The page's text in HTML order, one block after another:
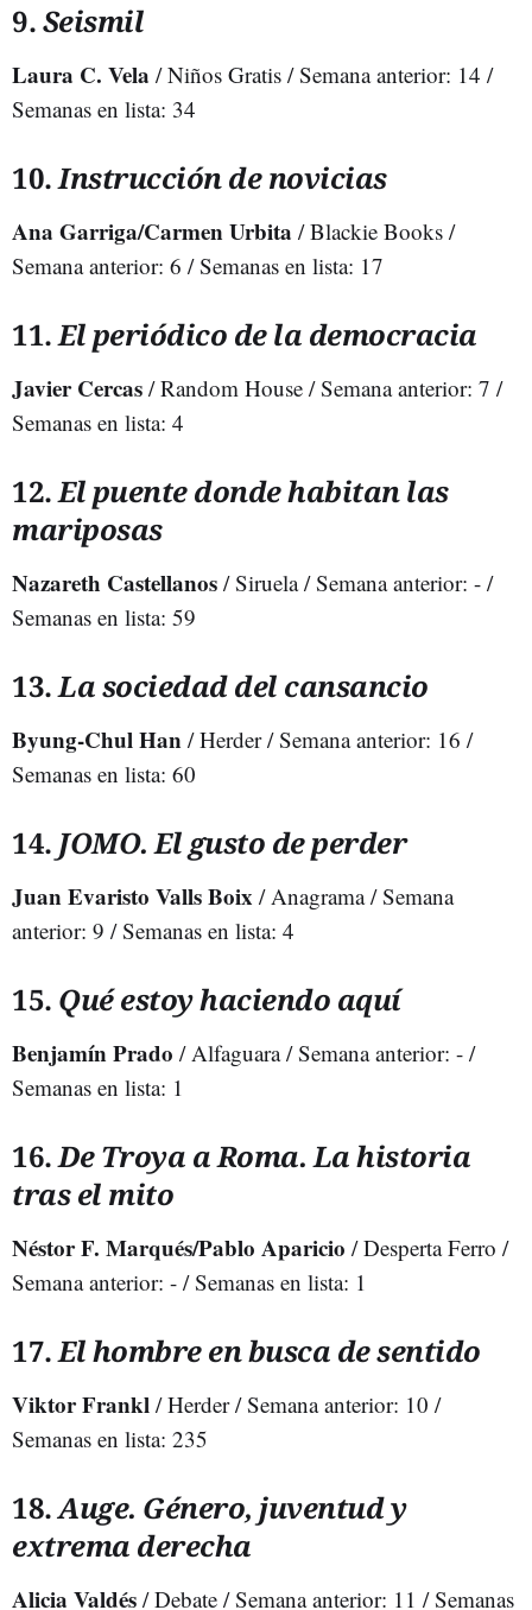
9.Seismil
Laura C. Vela / Niños Gratis / Semana anterior: 14 /
Semanas en lista: 34
10.Instrucción de novicias
Ana Garriga/Carmen Urbita / Blackie Books /
Semana anterior: 6 / Semanas en lista: 17
11.El periódico de la democracia
Javier Cercas / Random House / Semana anterior: 7 /
Semanas en lista: 4
12.El puente donde habitan las
mariposas
Nazareth Castellanos / Siruela / Semana anterior: - /
Semanas en lista: 59
13.La sociedad del cansancio
Byung-Chul Han / Herder / Semana anterior: 16 /
Semanas en lista: 60
14. JOMO. El gusto de perder
Juan Evaristo Valls Boix / Anagrama / Semana
anterior: 9 / Semanas en lista: 4
15. Qué estoy haciendo aquí
Benjamín Prado / Alfaguara / Semana anterior: - /
Semanas en lista: 1
16.De Troya a Roma. La historia
tras el mito
Néstor F. Marqués/Pablo Aparicio / Desperta Ferro /
Semana anterior: - / Semanas en lista: 1
17.El hombre en busca de sentido
Viktor Frankl / Herder / Semana anterior: 10 /
Semanas en lista: 235
18.Auge. Género, juventud y
extrema derecha
Alicia Valdés / Debate / Semana anterior: 11 / Semanas